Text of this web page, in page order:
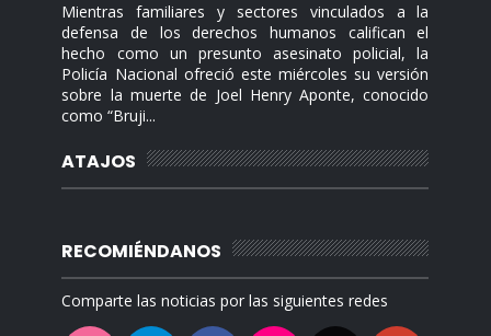
Mientras familiares y sectores vinculados a la
defensa de los derechos humanos califican el
hecho como un presunto asesinato policial, la
Policía Nacional ofreció este miércoles su versión
sobre la muerte de Joel Henry Aponte, conocido
como “Bruji...
ATAJOS
RECOMIÉNDANOS
Comparte las noticias por las siguientes redes